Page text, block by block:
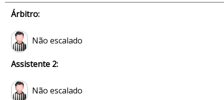
Árbitro:
Não escalado
Assistente 2:
Não escalado